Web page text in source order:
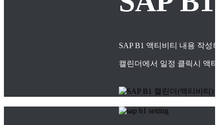
SAP B1 액티비티 내용 작성
캘린더에서 일정 클릭시 액